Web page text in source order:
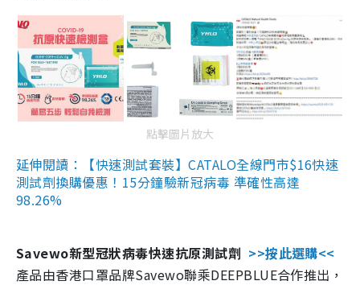
點擊圖片放大
延伸閱讀：【快速測試套裝】CATALO全線門市$16快速
測試劑換購優惠！15分鐘驗新冠病毒 準確性高達
98.26%
Savewo新型冠狀病毒快速抗原測試劑 >>按此選購<<
產品由香港口罩品牌Savewo聯乘DEEPBLUE合作推出，